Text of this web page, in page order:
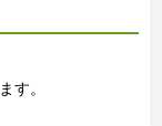
す。